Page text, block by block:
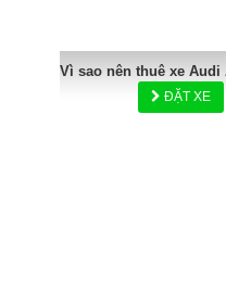
Vì sao nên thuê xe Audi
ĐẶT XE